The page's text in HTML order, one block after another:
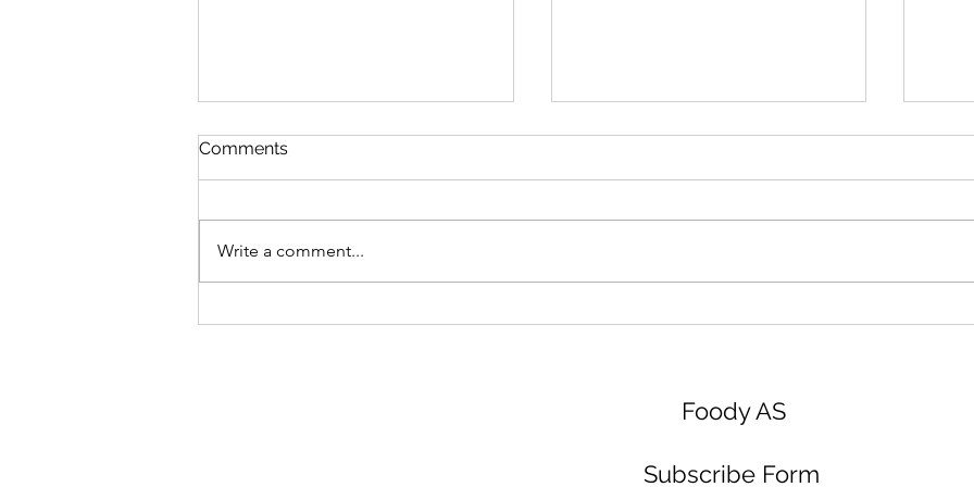
Comments
Write a comment...
Foody AS
Subscribe Form